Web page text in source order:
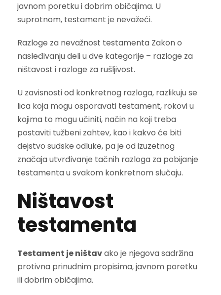
javnom poretku i dobrim običajima. U
suprotnom, testament je nevažeći.
Razloge za nevažnost testamenta Zakon o
nasleđivanju deli u dve kategorije – razloge za
ništavost i razloge za rušljivost.
U zavisnosti od konkretnog razloga, razlikuju se
lica koja mogu osporavati testament, rokovi u
kojima to mogu učiniti, način na koji treba
postaviti tužbeni zahtev, kao i kakvo će biti
dejstvo sudske odluke, pa je od izuzetnog
značaja utvrđivanje tačnih razloga za pobijanje
testamenta u svakom konkretnom slučaju.
Ništavost
testamenta
Testament je ništavako je njegova sadržina
protivna prinudnim propisima, javnom poretku
ili dobrim običajima.